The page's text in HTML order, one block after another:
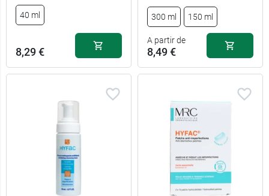
40 ml
8,29 €
300 ml 150 ml
A partir de
8,49 €